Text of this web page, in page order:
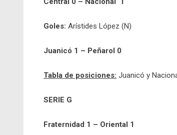
Goles: Arístides López (N)
Juanicó 1 – Peñarol 0
Tabla de posiciones: Juanicó y
SERIE G
Fraternidad 1 – Oriental 1